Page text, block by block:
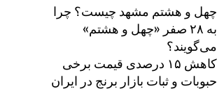
چهل و هشتم مشهد چیست؟ چرا
به ۲۸ صفر «چهل و هشتم»
می‌گویند؟
کاهش ۱۵ درصدی قیمت برخی
حبوبات و ثبات بازار برنج در ایران